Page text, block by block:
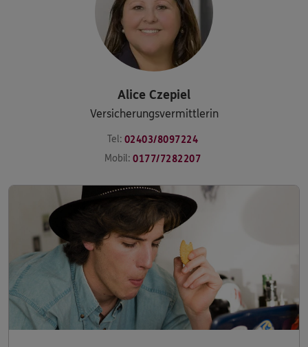
Alice Czepiel
Versicherungsvermittlerin
Tel: 02403/8097224
Mobil: 0177/7282207